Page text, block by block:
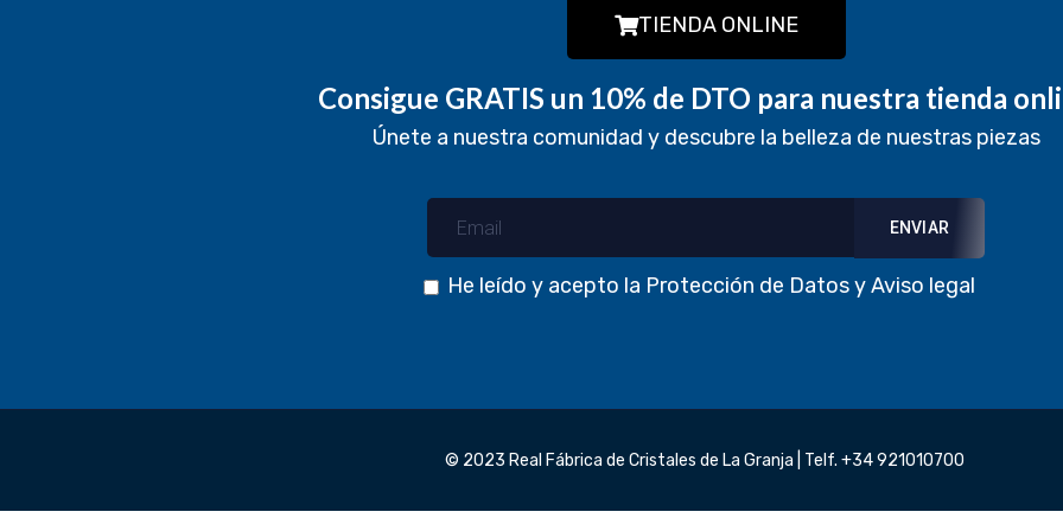
TIENDA ONLINE
Consigue GRATIS un 10% de DTO para nuestra tienda
Únete a nuestra comunidad y descubre la belleza de nuestras piezas
He leído y acepto la Protección de DatosyAviso legal
© 2023 Real Fábrica de Cristales de La Granja | Telf. +34 921010700